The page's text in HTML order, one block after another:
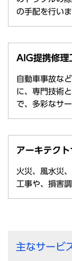
の手配を行いま
AIG提携修理
自動車事故な
に、専門技術
で、多彩なサ
アーキテクト
火災、風水災
工事や、損害
主なサービ